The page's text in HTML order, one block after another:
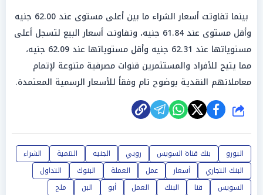
بينما تفاوتت أسعار الشراء ما بين أعلى مستوى عند 62.00 جنيه
وأقل مستوى عند 61.84 جنيه، وتفاوتت أسعار البيع لتسجل أعلى
مستوياتها عند 62.31 جنيه وأقل مستوياتها عند 62.09 جنيه،
مما يتيح للأفراد والمستثمرين قنوات مصرفية متنوعة لإتمام
معاملاتهم النقدية بوضوح تام وفقاً للأسعار الرسمية المعتمدة.
شارك
اليورو بنك قناة السويس روبي الجنيه التنمية
الشراء
البنك التجاري
أسعار عمل العملة البنوك
التداول
السويس
قنا البنك العمل أبو البن
ملح